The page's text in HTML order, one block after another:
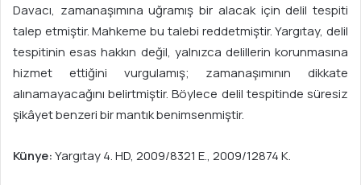
Davacı, zamanaşımına uğramış bir alacak için delil tespiti
talep etmiştir. Mahkeme bu talebi reddetmiştir. Yargıtay, delil
tespitinin esas hakkın değil, yalnızca delillerin korunmasına
hizmet ettiğini vurgulamış; zamanaşımının dikkate
alınamayacağını belirtmiştir. Böylece delil tespitinde süresiz
şikâyet benzeri bir mantık benimsenmiştir.
Künye:Yargıtay 4. HD, 2009/8321 E., 2009/12874 K.